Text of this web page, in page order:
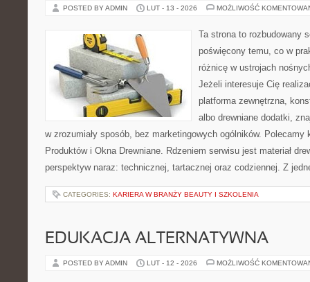
POSTED BY ADMIN LUT - 13 - 2026 MOŻLIWOŚĆ
Ta strona to rozbudowany
poświęcony temu, co w
różnicę w ustrojach
Jeżeli interesuje Cię
platforma zewnętrzna,
albo drewniane dodatki,
w zrozumiały sposób, bez marketingowych ogólników. Polecamy
Produktów i Okna Drewniane. Rdzeniem serwisu jest materiał
perspektyw naraz: technicznej, tartacznej oraz codziennej. Z
CATEGORIES: KARIERA W BRANŻY BEAUTY I SZKOLENIA
EDUKACJA ALTERNATYWNA
POSTED BY ADMIN LUT - 12 - 2026 MOŻLIWOŚĆ